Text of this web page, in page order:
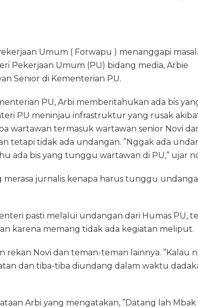
Umum ( Forwapu ) menanggapi
Pekerjaan Umum (PU) bidang media, Arbie
Senior di Kementerian PU.
PU, Arbi memberitahukan ada bis
PU meninjau infrastruktur yang rusak
wartawan termasuk wartawan senior Novi
tetapi tidak ada undangan. ”Nggak ada
ada bis yang tunggu wartawan di PU,” ujar
merasa jurnalis kenapa harus tunggu
pasti melalui undangan dari Humas PU,
karena memang tidak ada kegiatan meliput.
rekan Novi dan teman-teman lainnya. ”Kalau
dan tiba-tiba diundang dalam waktu
Arbi yang mengatakan, ”Datang lah Mbak